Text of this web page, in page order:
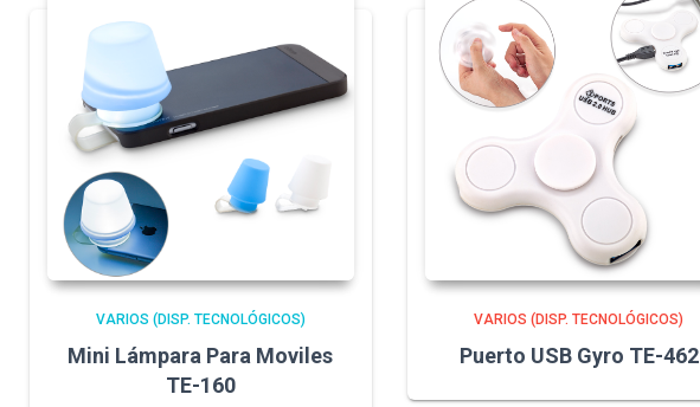
VARIOS (DISP. TECNOLÓGICOS)
Mini Lámpara Para Moviles
TE-160
VARIOS (DISP. TECNOLÓGICOS)
Puerto USB Gyro TE-462